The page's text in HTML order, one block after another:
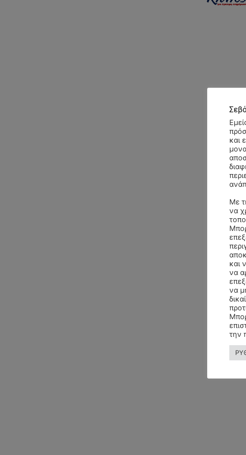
και
Με
να
και
να
να
την